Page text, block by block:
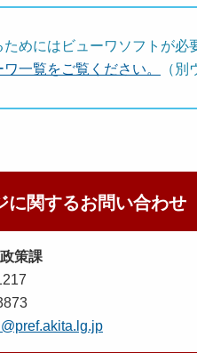
めにはビューワソフトが必
一覧をご覧ください。
（
に関するお問い合わせ
策課